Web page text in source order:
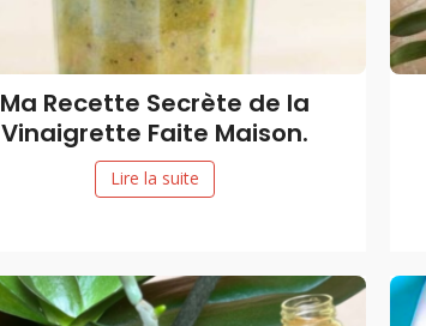
Ma Recette Secrète de la
Vinaigrette Faite Maison.
Lire la suite